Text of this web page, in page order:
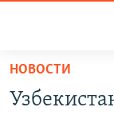
Вернуться
основному
ЦЕНТРАЛЬНАЯ
НОВОСТИ